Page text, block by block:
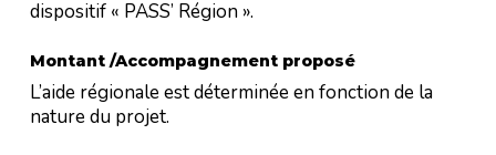
dispositif « PASS’ Région».
Montant /Accompagnement proposé
L’aide régionale est déterminée en fonction de la
nature du projet.